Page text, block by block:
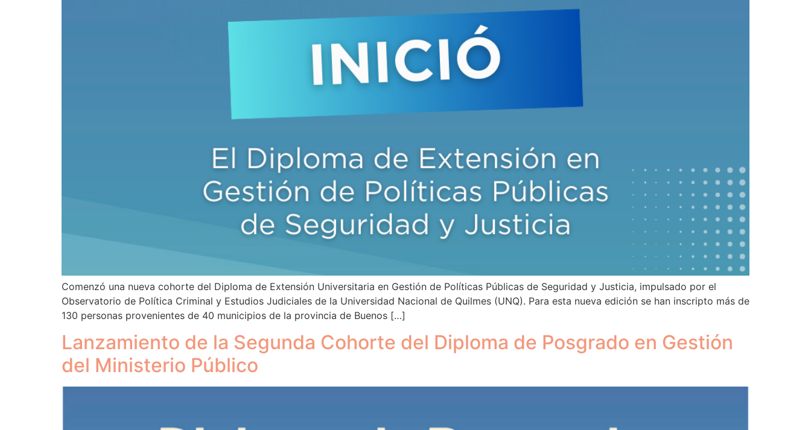
Comenzó una nueva cohorte del Diploma de Extensión Universitaria en Gestión de Políticas Públicas de Seguridad y Justicia, impulsado por el
Observatorio de Política Criminal y Estudios Judiciales de la Universidad Nacional de Quilmes (UNQ). Para esta nueva edición se han inscripto más de
130 personas provenientes de 40 municipios de la provincia de Buenos […]
Lanzamiento de la Segunda Cohorte del Diploma de Posgrado en Gestión
del Ministerio Público